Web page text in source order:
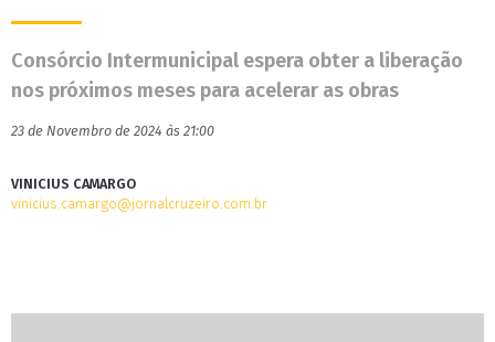
Consórcio Intermunicipal espera obter a liberação
nos próximos meses para acelerar as obras
23 de Novembro de 2024 às 21:00
VINICIUS CAMARGO
vinicius.camargo@jornalcruzeiro.com.br